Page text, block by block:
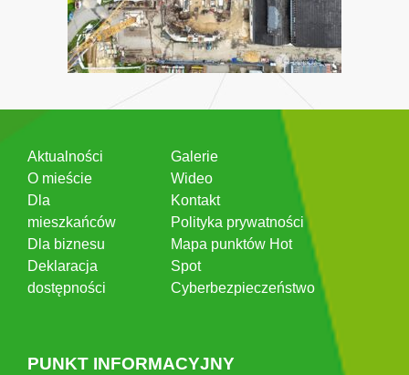
Aktualności
O mieście
Dla
mieszkańców
Dla biznesu
Deklaracja
dostępności
Galerie
Wideo
Kontakt
Polityka prywatności
Mapa punktów Hot
Spot
Cyberbezpieczeństwo
PUNKT INFORMACYJNY